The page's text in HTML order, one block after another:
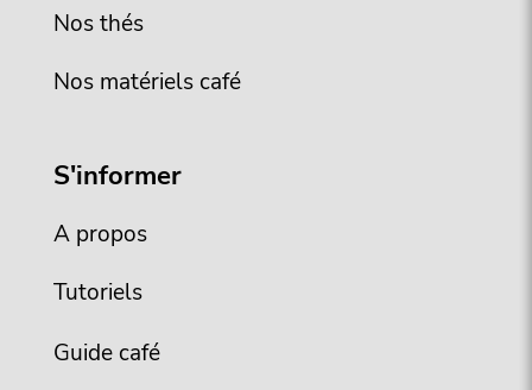
Nos thés
Nos matériels café
S'informer
A propos
Tutoriels
Guide café